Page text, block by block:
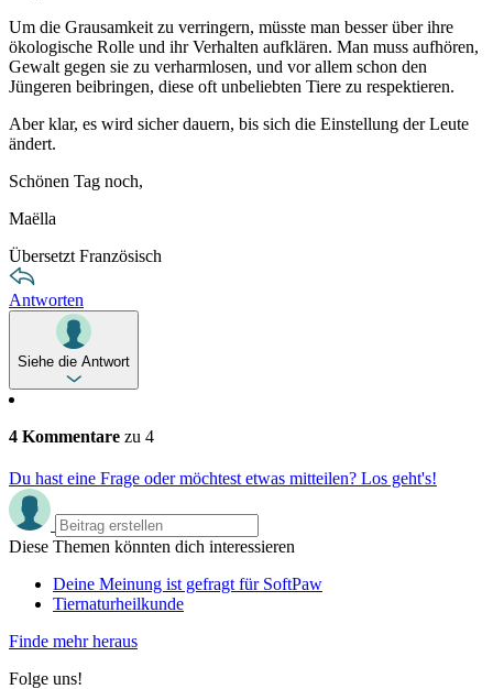
Um die Grausamkeit zu verringern, müsste man besser über ihre
ökologische Rolle und ihr Verhalten aufklären. Man muss aufhören,
Gewalt gegen sie zu verharmlosen, und vor allem schon den
Jüngeren beibringen, diese oft unbeliebten Tiere zu respektieren.
Aber klar, es wird sicher dauern, bis sich die Einstellung der Leute
ändert.
Schönen Tag noch,
Maëlla
Übersetzt Französisch
Antworten
Siehe die Antwort
4 Kommentare zu 4
Du hast eine Frage oder möchtest etwas mitteilen? Los geht's!
Diese Themen könnten dich interessieren
Deine Meinung ist gefragt für SoftPaw
Tiernaturheilkunde
Finde mehr heraus
Folge uns!